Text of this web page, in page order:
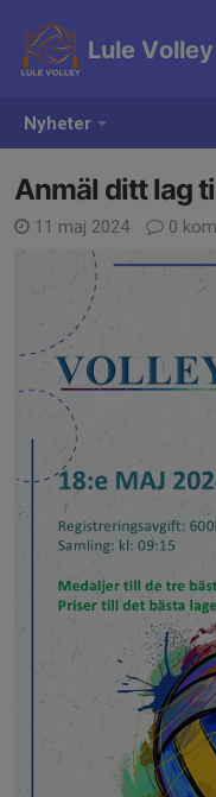
Nyheter
Lule Volley
Anmäl ditt lag
11 maj 2024 0